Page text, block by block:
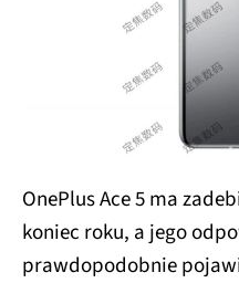
OnePlus Ace 5 ma
koniec roku, a jego
prawdopodobnie